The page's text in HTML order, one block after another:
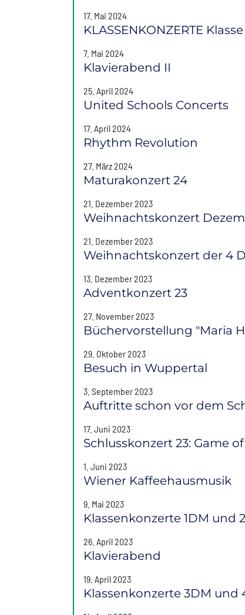
17. Mai 2024
KLASSENKONZERTE Klasse
7. Mai 2024
Klavierabend II
25. April 2024
United Schools Concerts
17. April 2024
Rhythm Revolution
27. März 2024
Maturakonzert 24
21. Dezember 2023
Weihnachtskonzert
21. Dezember 2023
Weihnachtskonzert der 4
13. Dezember 2023
Adventkonzert 23
27. November 2023
Büchervorstellung "Maria
29. Oktober 2023
Besuch in Wuppertal
3. September 2023
Auftritte schon vor dem
17. Juni 2023
Schlusskonzert 23: Game
1. Juni 2023
Wiener Kaffeehausmusik
9. Mai 2023
Klassenkonzerte 1DM und
26. April 2023
Klavierabend
19. April 2023
Klassenkonzerte 3DM und